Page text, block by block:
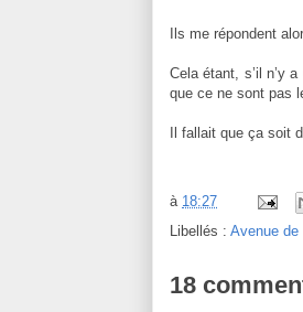
Ils me répondent
Cela étant, s’il n’y
que ce ne sont pas
Il fallait que ça soit
à 18:27
Libellés : Avenue de
18